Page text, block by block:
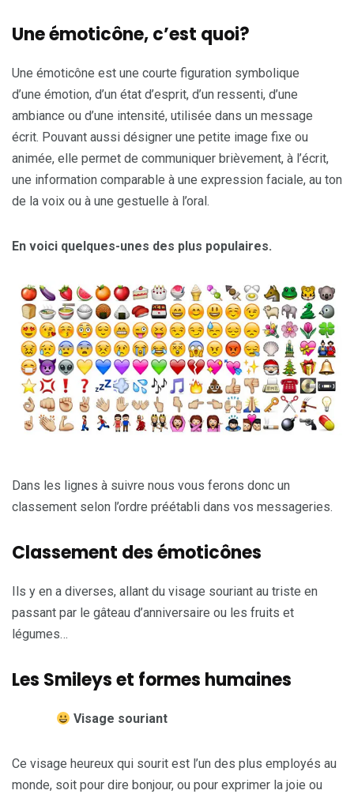
Une émoticône, c’est quoi?
Une émoticône est une courte figuration symbolique
d’une émotion, d’un état d’esprit, d’un ressenti, d’une
ambiance ou d’une intensité, utilisée dans un message
écrit. Pouvant aussi désigner une petite image fixe ou
animée, elle permet de communiquer brièvement, à l’écrit,
une information comparable à une expression faciale, au ton
de la voix ou à une gestuelle à l’oral.
En voici quelques-unes des plus populaires.
Dans les lignes à suivre nous vous ferons donc un
classement selon l’ordre préétabli dans vos messageries.
Classement des émoticônes
Ils y en a diverses, allant du visage souriant au triste en
passant par le gâteau d’anniversaire ou les fruits et
légumes…
Les Smileys et formes humaines
Visage souriant
Ce visage heureux qui sourit est l’un des plus employés au
monde, soit pour dire bonjour, ou pour exprimer la joie ou